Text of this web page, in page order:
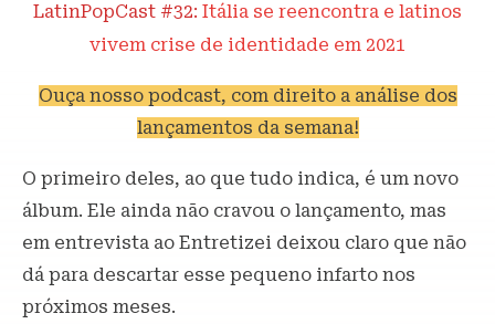
LatinPopCast #32: Itália se reencontra e latinos
vivem crise de identidade em 2021
Ouça nosso podcast, com direito a análise dos
lançamentos da semana!
O primeiro deles, ao que tudo indica, é um novo
álbum. Ele ainda não cravou o lançamento, mas
em entrevista ao Entretizei deixou claro que não
dá para descartar esse pequeno infarto nos
próximos meses.